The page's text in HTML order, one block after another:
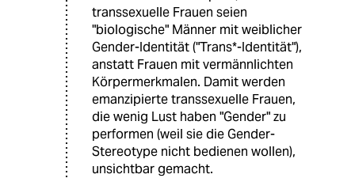
transsexuelle Frauen seien
"biologische" Männer mit weiblicher
Gender-Identität ("Trans*-Identität"),
anstatt Frauen mit vermännlichten
Körpermerkmalen. Damit werden
emanzipierte transsexuelle Frauen,
die wenig Lust haben "Gender" zu
performen (weil sie die Gender-
Stereotype nicht bedienen wollen),
unsichtbar gemacht.